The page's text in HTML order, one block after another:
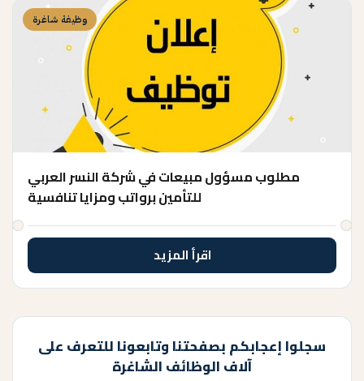
وظيفة شاغرة
مطلوب مسؤول مبيعات في شركة النسر العربي
للتأمين برواتب ومزايا تنافسية
اقرأ المزيد
سجلوا إعجابكم بصفحتنا وتابعونا للتعرف على
آلاف الوظائف الشاغرة